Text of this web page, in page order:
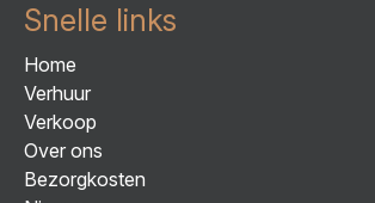
Snelle links
Home
Verhuur
Verkoop
Over ons
Bezorgkosten